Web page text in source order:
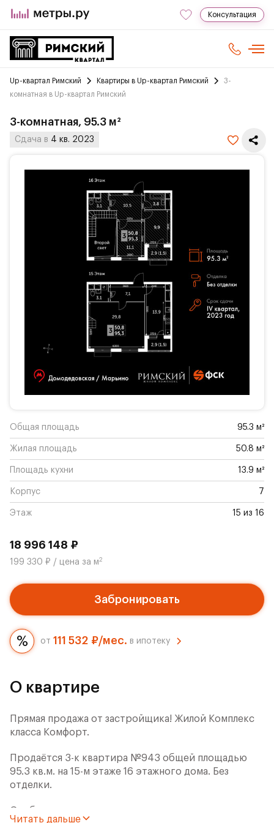
Консультация
Up-квартал Римский Квартиры в Up-квартал Римский
3-
комнатная в Up-квартал Римский
3-комнатная, 95.3 м²
Сдача в 4 кв. 2023
Общая площадь 95.3 м²
Жилая площадь 50.8 м²
Площадь кухни 13.9 м²
Корпус 7
Этаж 15 из 16
18 996 148 ₽
199 330 ₽ / цена за м2
Забронировать
от 111 532 ₽/мес. в ипотеку
О квартире
Прямая продажа от застройщика! Жилой Комплекс
класса Комфорт.
Продаётся 3-к квартира №943 общей площадью
95.3 кв.м. на 15-м этаже 16 этажного дома. Без
отделки.
Особенности:
Читать дальше